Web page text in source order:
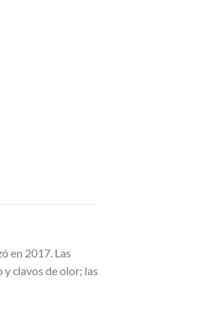
en 2017. Las
y clavos de olor; las